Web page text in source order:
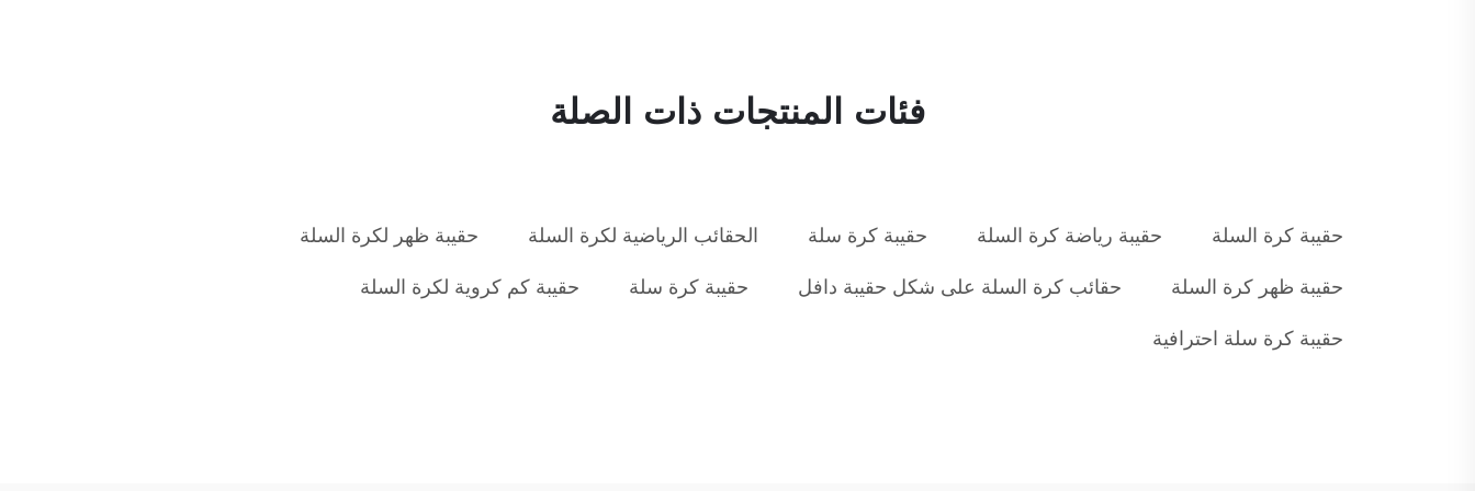
فئات المنتجات ذات الصلة
حقيبة كرة السلة حقيبة رياضة كرة السلة حقيبة كرة سلة الحقائب الرياضية لكرة السلة
حقيبة ظهر لكرة السلة
حقيبة ظهر كرة السلة
حقائب كرة السلة على شكل حقيبة دافل حقيبة كرة سلة
حقيبة كم كروية لكرة السلة
حقيبة كرة سلة احترافية